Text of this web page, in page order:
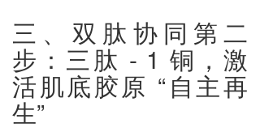
三、双肽协同第二
步：三肽 - 1 铜，激
活肌底胶原 “自主再
生”